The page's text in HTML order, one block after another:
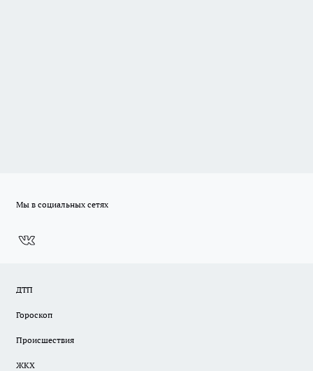
Мы в социальных сетях
ДТП
Гороскоп
Происшествия
ЖКХ